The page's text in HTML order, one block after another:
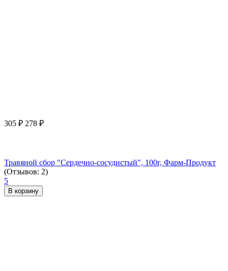
305 ₽ 278 ₽
Травяной сбор "Сердечно-сосудистый", 100г, Фарм-Продукт
(Отзывов: 2)
5
В корзину